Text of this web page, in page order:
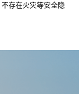
存在火灾等安全隐